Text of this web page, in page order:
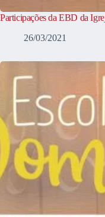
Participações da EBD da
26/03/2021